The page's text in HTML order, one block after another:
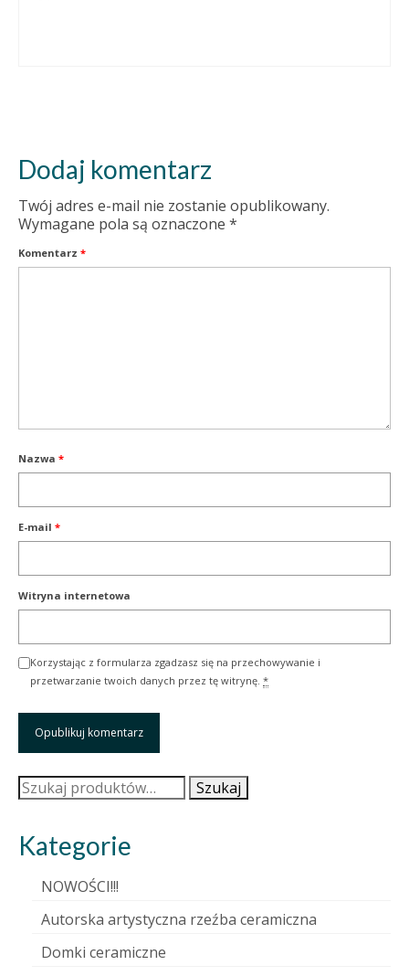
Dodaj komentarz
Twój adres e-mail nie zostanie opublikowany.
Wymagane pola są oznaczone *
Komentarz *
Nazwa *
E-mail *
Witryna internetowa
Korzystając z formularza zgadzasz się na przechowywanie i
przetwarzanie twoich danych przez tę witrynę. *
Szukaj: Szukaj
Kategorie
NOWOŚCI!!!
Autorska artystyczna rzeźba ceramiczna
Domki ceramiczne